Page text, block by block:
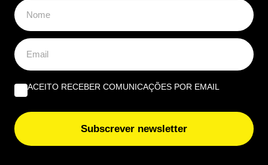
Um carro para toda a vida? Mecânicos
elegem as três marcas de carros que
necessitam de menos idas à oficina
20:20 7 Agosto, 2026|João Luís
Há marcas que surpreendem os mecânicos pela
resistência e fiabilidade: descubra quais são os
ACEITO RECEBER COMUNICAÇÕES POR EMAIL
Subscrever newsletter